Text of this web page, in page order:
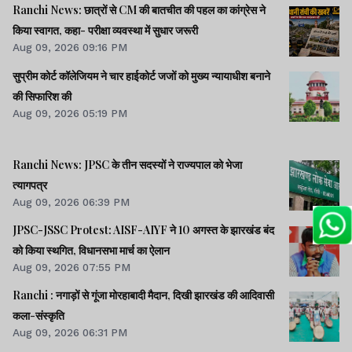
Ranchi News: छात्रों से CM की बातचीत की पहल का कांग्रेस ने
किया स्वागत, कहा- परीक्षा व्यवस्था में सुधार जरूरी
Aug 09, 2026 09:16 PM
सुप्रीम कोर्ट कॉलेजियम ने चार हाईकोर्ट जजों को मुख्य न्यायाधीश बनाने
की सिफारिश की
Aug 09, 2026 05:19 PM
Ranchi News: JPSC के तीन सदस्यों ने राज्यपाल को भेजा
त्यागपत्र
Aug 09, 2026 06:39 PM
JPSC-JSSC Protest: AISF-AIYF ने 10 अगस्त के झारखंड बंद
को किया स्थगित, विधानसभा मार्च का ऐलान
Aug 09, 2026 07:55 PM
Ranchi : नगाड़ों से गूंजा मोरहाबादी मैदान, दिखी झारखंड की आदिवासी
कला-संस्कृति
Aug 09, 2026 06:31 PM